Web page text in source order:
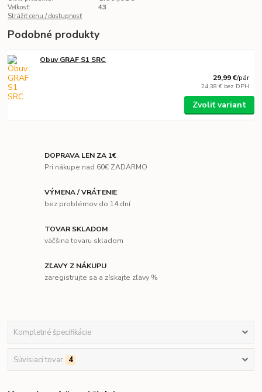
Veľkosť:
43
Strážiť cenu / dostupnosť
Podobné produkty
Obuv GRAF S1 SRC
29,99 €/pár
24,38 € bez DPH
Zvoliť variant
DOPRAVA LEN ZA 1€
Pri nákupe nad 60€ ZADARMO
VÝMENA / VRÁTENIE
bez problémov do 14 dní
TOVAR SKLADOM
väčšina tovaru skladom
ZĽAVY Z NÁKUPU
zaregistrujte sa a získajte zľavy %
Kompletné špecifikácie
Súvisiaci tovar 4